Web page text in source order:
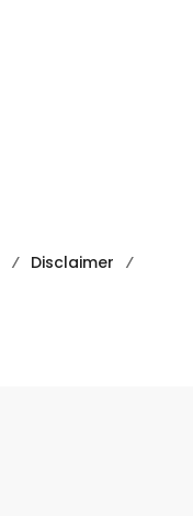
Disclaimer